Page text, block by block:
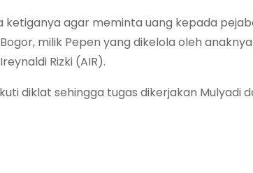
agar meminta uang kepada
milik Pepen yang dikelola oleh
Rizki (AIR).
diklat sehingga tugas dikerjakan Mulyadi